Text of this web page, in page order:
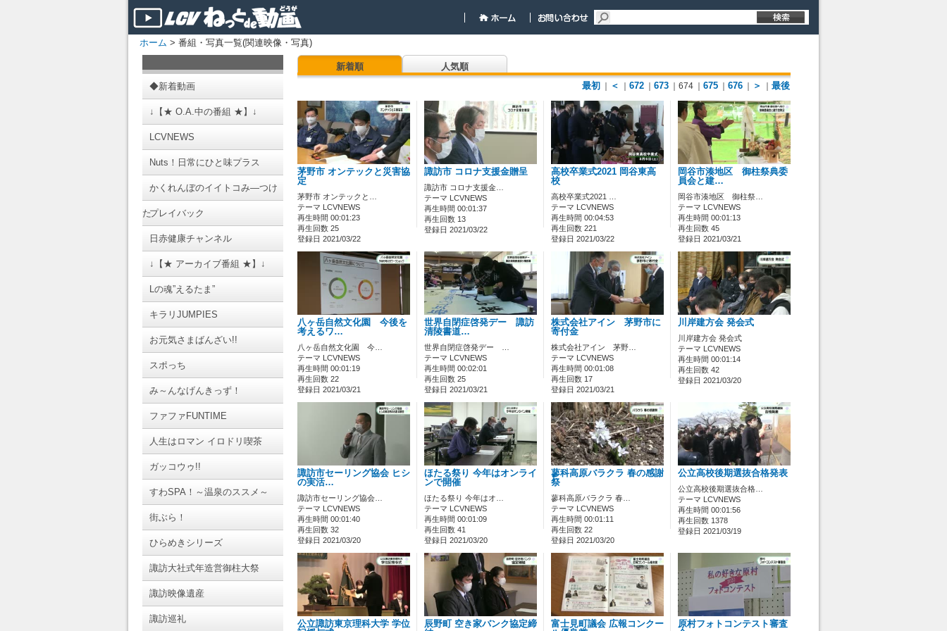
ホーム > 番組・写真一覧(関連映像・写真)
◆新着動画
↓【★ O.A.中の番組 ★】↓
LCVNEWS
Nuts！日常にひと味プラス
かくれんぼのイイトコみ―つけ
たプレイバック
日赤健康チャンネル
↓【★ アーカイブ番組 ★】↓
Lの魂”えるたま”
キラリJUMPIES
お元気さまばんざい!!
スポっち
み～んなげんきっず！
ファファFUNTIME
人生はロマン イロドリ喫茶
ガッコウゥ!!
すわSPA！～温泉のススメ～
街ぶら！
ひらめきシリーズ
諏訪大社式年造営御柱大祭
諏訪映像遺産
諏訪巡礼
新着順
人気順
最初
＜ 672 673 ｜674 675 676 ＞ 最後
茅野市 オンテックと災害協
定
茅野市 オンテックと…
テーマ LCVNEWS
再生時間 00:01:23
再生回数 25
登録日 2021/03/22
諏訪市 コロナ支援金贈呈
諏訪市 コロナ支援金…
テーマ LCVNEWS
再生時間 00:01:37
再生回数 13
登録日 2021/03/22
高校卒業式2021 岡谷東高
校
高校卒業式2021 …
テーマ LCVNEWS
再生時間 00:04:53
再生回数 221
登録日 2021/03/22
岡谷市湊地区 御柱祭典委
員会と建…
岡谷市湊地区 御柱祭…
テーマ LCVNEWS
再生時間 00:01:13
再生回数 45
登録日 2021/03/21
八ヶ岳自然文化園 今後を
考えるワ…
八ヶ岳自然文化園 今…
テーマ LCVNEWS
再生時間 00:01:19
再生回数 22
登録日 2021/03/21
世界自閉症啓発デー 諏訪
清陵書道…
世界自閉症啓発デー …
テーマ LCVNEWS
再生時間 00:02:01
再生回数 25
登録日 2021/03/21
株式会社アイン 茅野市に
寄付金
株式会社アイン 茅野…
テーマ LCVNEWS
再生時間 00:01:08
再生回数 17
登録日 2021/03/21
川岸建方会 発会式
川岸建方会 発会式
テーマ LCVNEWS
再生時間 00:01:14
再生回数 42
登録日 2021/03/20
諏訪市セーリング協会 ヒシ
の実活…
諏訪市セーリング協会…
テーマ LCVNEWS
再生時間 00:01:40
再生回数 32
登録日 2021/03/20
ほたる祭り 今年はオンライ
ンで開催
ほたる祭り 今年はオ…
テーマ LCVNEWS
再生時間 00:01:09
再生回数 41
登録日 2021/03/20
蓼科高原バラクラ 春の感謝
祭
蓼科高原バラクラ 春…
テーマ LCVNEWS
再生時間 00:01:11
再生回数 22
登録日 2021/03/20
公立高校後期選抜合格発表
公立高校後期選抜合格…
テーマ LCVNEWS
再生時間 00:01:56
再生回数 1378
登録日 2021/03/19
公立諏訪東京理科大学 学位
辰野町 空き家バンク協定締
富士見町議会 広報コンクー
原村フォトコンテスト審査